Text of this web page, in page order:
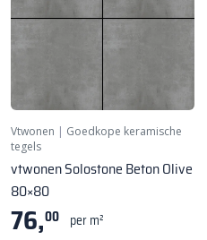
Vtwonen | Goedkope keramische
tegels
vtwonen Solostone Beton Olive
80×80
76,00 per m²